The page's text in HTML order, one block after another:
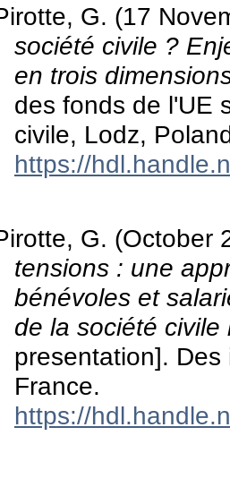
G. (17
société civile ?
en trois
des fonds de l'UE
civile, Lodz,
https://
G. (October
tensions : une
bénévoles et
de la société
presentation].
France.
https://